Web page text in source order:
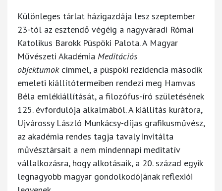
Különleges tárlat házigazdája lesz szeptember
23-tól az esztendő végéig a nagyváradi Római
Katolikus Barokk Püspöki Palota. A Magyar
Művészeti Akadémia Meditációs
objektumok címmel, a püspöki rezidencia második
emeleti kiállítótermeiben rendezi meg Hamvas
Béla emlékiállítását, a filozófus-író születésének
125. évfordulója alkalmából. A kiállítás kurátora,
Ujvárossy László Munkácsy-díjas grafikusművész,
az akadémia rendes tagja tavaly invitálta
művésztársait a nem mindennapi meditatív
vállalkozásra, hogy alkotásaik, a 20. század egyik
legnagyobb magyar gondolkodójának reflexiói